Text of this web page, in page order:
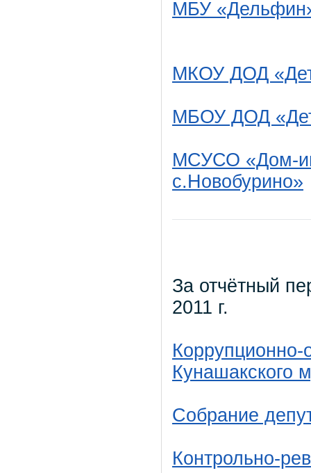
МБУ
МКОУ ДОД
МБОУ ДОД
МСУСО «Дом-
с.Новобурино»
За отчётный
2011 г.
Кунашакского
Собрание
Контрольно-